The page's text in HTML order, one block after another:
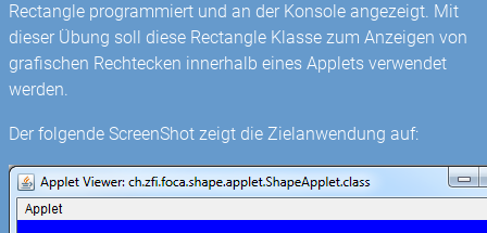
Rectangle programmiert und an der Konsole angezeigt. Mit
dieser Übung soll diese Rectangle Klasse zum Anzeigen von
grafischen Rechtecken innerhalb eines Applets verwendet
werden.
Der folgende ScreenShot zeigt die Zielanwendung auf: